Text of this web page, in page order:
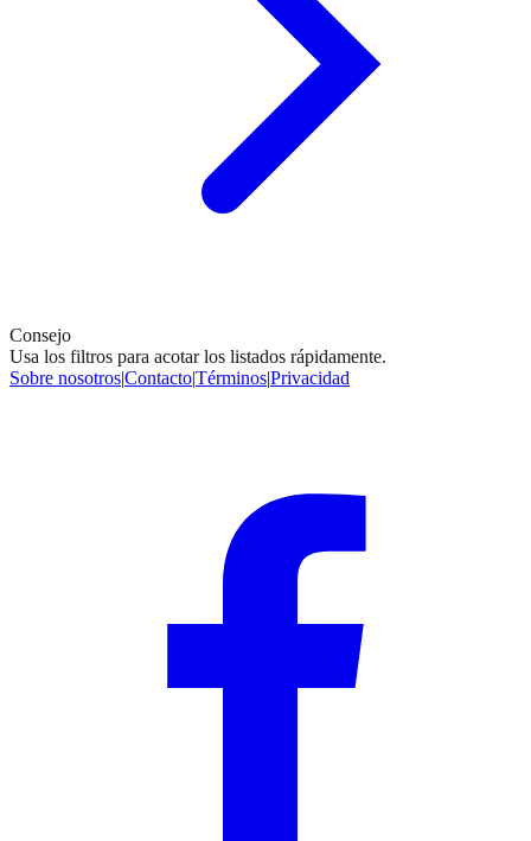
Consejo
Usa los filtros para acotar los listados rápidamente.
Sobre nosotros|Contacto|Términos|Privacidad